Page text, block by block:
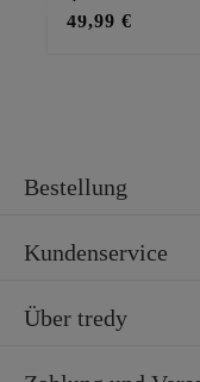
49,99 €
Bestellung
Kundenservice
Über tredy